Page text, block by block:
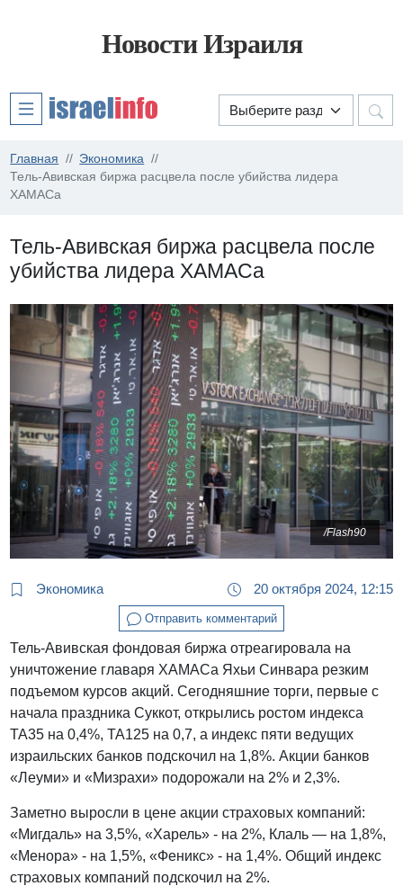
Новости Израиля
Главная
Экономика
Тель-Авивская биржа расцвела после убийства лидера
ХАМАСа
Тель-Авивская биржа расцвела после
убийства лидера ХАМАСа
/Flash90
Экономика 20 октября 2024, 12:15
Отправить комментарий
Тель-Авивская фондовая биржа отреагировала на
уничтожение главаря ХАМАСа Яхьи Синвара резким
подъемом курсов акций. Сегодняшние торги, первые с
начала праздника Суккот, открылись ростом индекса
ТА35 на 0,4%, ТА125 на 0,7, а индекс пяти ведущих
израильских банков подскочил на 1,8%. Акции банков
«Леуми» и «Мизрахи» подорожали на 2% и 2,3%.
Заметно выросли в цене акции страховых компаний:
«Мигдаль» на 3,5%, «Харель» - на 2%, Клаль — на 1,8%,
«Менора» - на 1,5%, «Феникс» - на 1,4%. Общий индекс
страховых компаний подскочил на 2%.